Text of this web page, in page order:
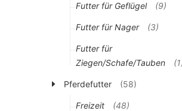
Futter für Geflügel (9)
Futter für Nager (3)
Futter für
Ziegen/Schafe/Tauben
Pferdefutter (58)
Freizeit (48)